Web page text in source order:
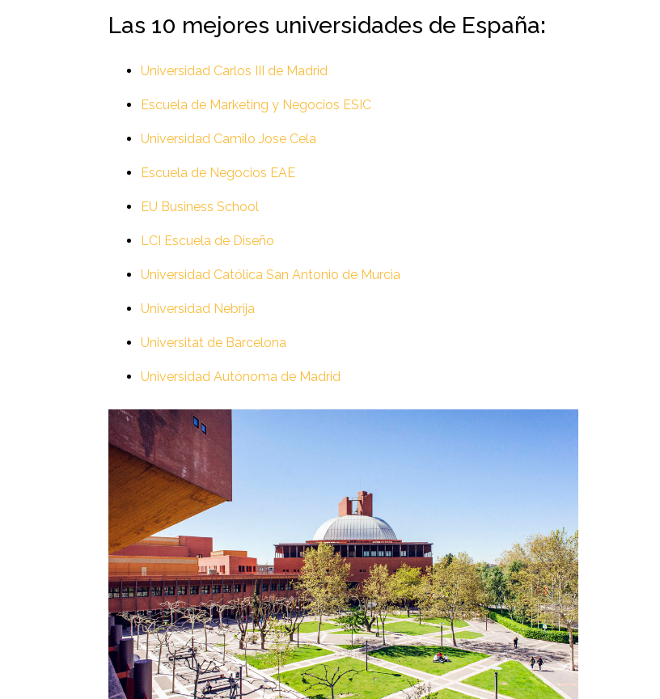
Las 10 mejores universidades de España:
Universidad Carlos III de Madrid
Escuela de Marketing y Negocios ESIC
Universidad Camilo Jose Cela
Escuela de Negocios EAE
EU Business School
LCI Escuela de Diseño
Universidad Católica San Antonio de Murcia
Universidad Nebrija
Universitat de Barcelona
Universidad Autónoma de Madrid